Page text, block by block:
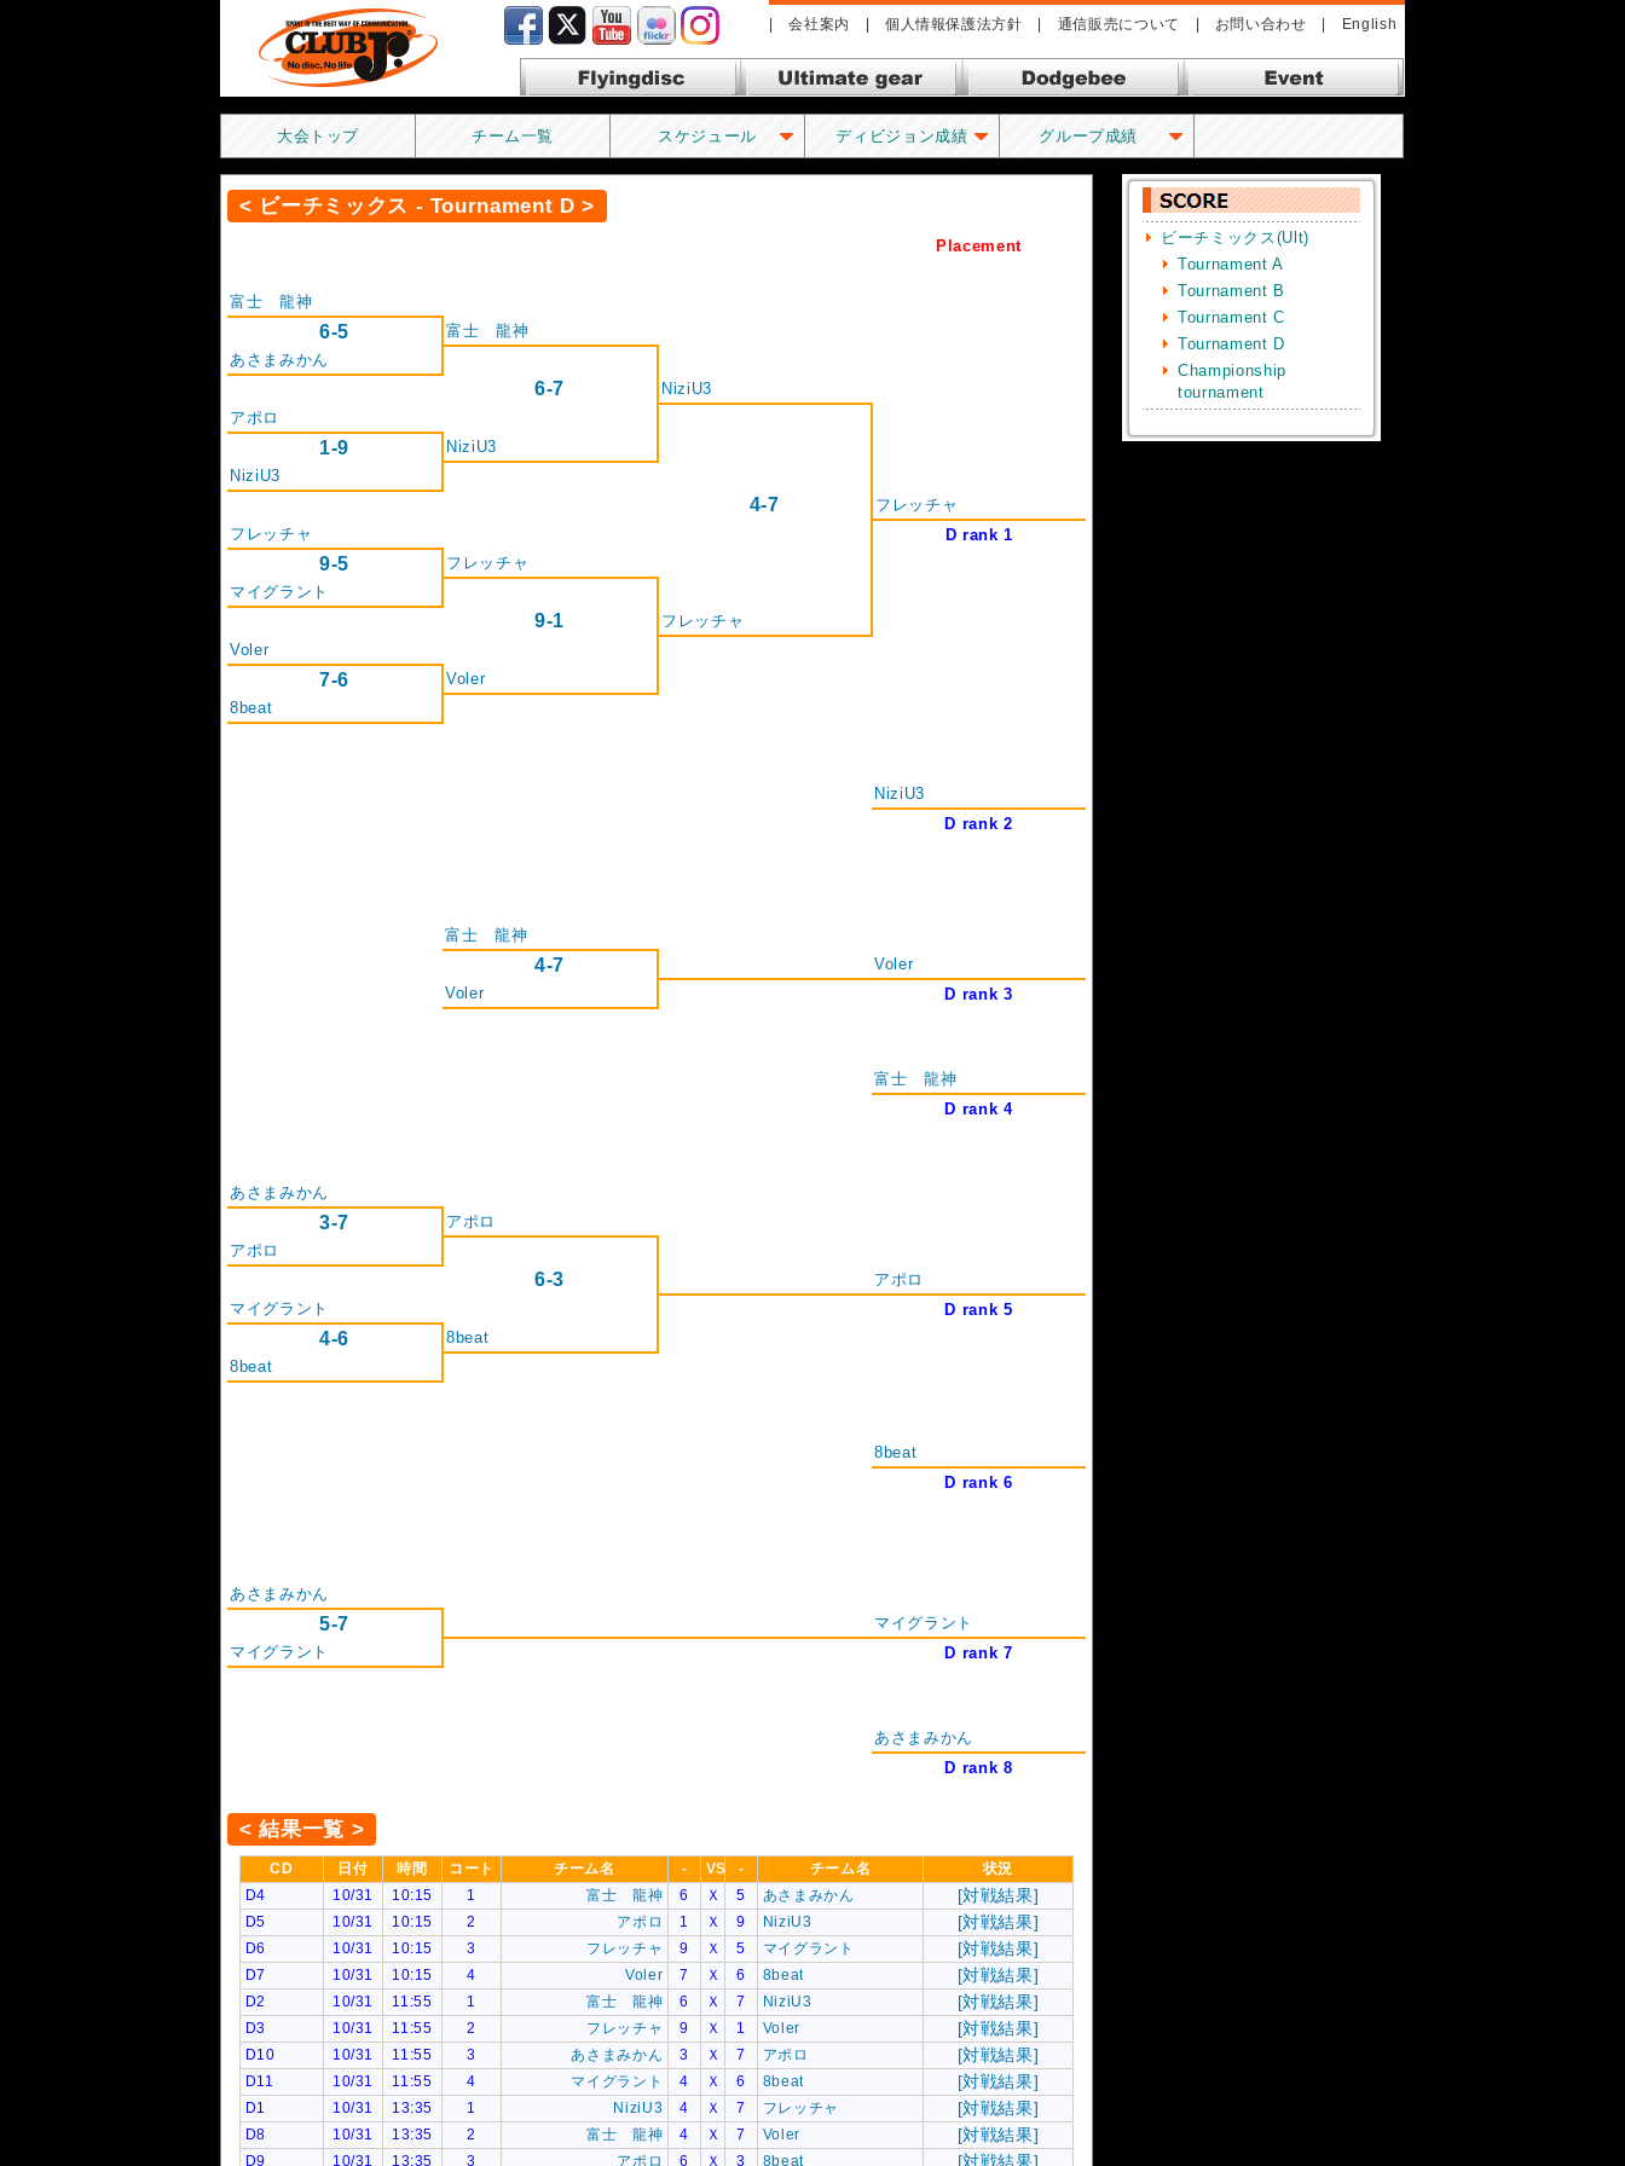
|会社案内 個人情報保護法方針 通信販売について お問い合わせ English
トギア
ク
大会トップ チーム一覧 スケジュール ディビジョン成績 グループ成績
ビーチミックス(Ult)
Tournament A
Tournament B
Tournament C
Tournament D
Championship
tournament
< ビーチミックス - Tournament D >
Placement
富士 龍神
6-5
富士 龍神
あさまみかん
6-7
NiziU3
アポロ
1-9
NiziU3
NiziU3
4-7
フレッチャ
フレッチャ
D rank 1
9-5
フレッチャ
マイグラント
9-1
フレッチャ
Voler
7-6
Voler
8beat
NiziU3
D rank 2
富士 龍神
4-7
Voler
Voler
D rank 3
富士 龍神
D rank 4
あさまみかん
3-7
アポロ
アポロ
6-3
アポロ
マイグラント
D rank 5
4-6
8beat
8beat
8beat
D rank 6
あさまみかん
5-7
マイグラント
マイグラント
D rank 7
あさまみかん
D rank 8
< 結果一覧 >
CD 日付 時間 コート チーム名 - VS - チーム名
状況
D4
10/31 10:15 1 富士 龍神 6 Ｘ 5 あさまみかん [対戦結果]
D5 10/31 10:15 2 アポロ 1 Ｘ 9 NiziU3 [対戦結果]
D6 10/31 10:15 3 フレッチャ 9 Ｘ 5 マイグラント [対戦結果]
D7 10/31 10:15 4 Voler 7 Ｘ 6 8beat [対戦結果]
D2 10/31 11:55 1 富士 龍神 6 Ｘ 7 NiziU3 [対戦結果]
D3 10/31 11:55 2 フレッチャ 9 Ｘ 1 Voler [対戦結果]
D10 10/31 11:55 3 あさまみかん 3 Ｘ 7 アポロ [対戦結果]
D11 10/31 11:55 4 マイグラント 4 Ｘ 6 8beat [対戦結果]
D1 10/31 13:35 1 NiziU3 4 Ｘ 7 フレッチャ [対戦結果]
D8 10/31 13:35 2 富士 龍神 4 Ｘ 7 Voler [対戦結果]
D9 10/31 13:35 3 アポロ 6 Ｘ 3 8beat [対戦結果]